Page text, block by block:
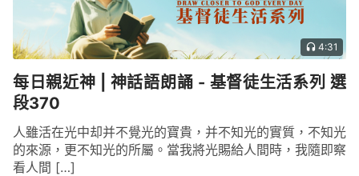
4:31
每日親近神 | 神話語朗誦 - 基督徒生活系列 選
段370
人雖活在光中却并不覺光的寶貴，并不知光的實質，不知光
的來源，更不知光的所屬。當我將光賜給人間時，我隨即察
看人間 […]